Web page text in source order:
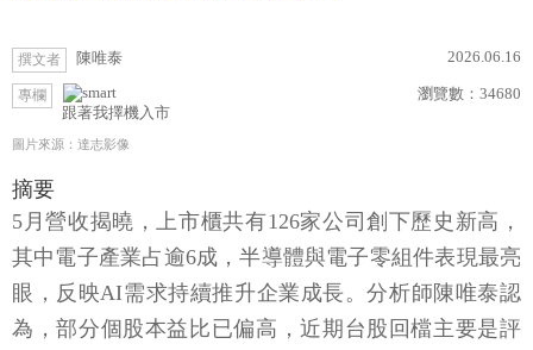
撰文者 陳唯泰 2026.06.16
專欄
跟著我擇機入市
瀏覽數： 34680
圖片來源：達志影像
摘要
5月營收揭曉，上市櫃共有126家公司創下歷史新高，
其中電子產業占逾6成，半導體與電子零組件表現最亮
眼，反映AI需求持續推升企業成長。分析師陳唯泰認
為，部分個股本益比已偏高，近期台股回檔主要是評